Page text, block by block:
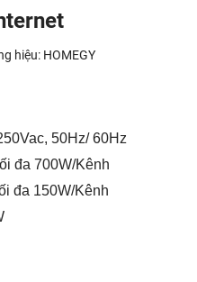
hiệu: HOMEGY
50Hz/ 60Hz
đa 700W/Kênh
đa 150W/Kênh